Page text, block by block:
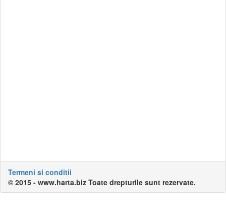
Termeni si conditii
© 2015 - www.harta.biz Toate drepturile sunt rezervate.